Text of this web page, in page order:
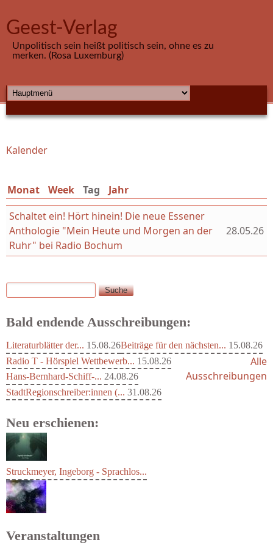
Geest-Verlag
Unpolitisch sein heißt politisch sein, ohne es zu
merken. (Rosa Luxemburg)
HAUPTMENÜ
Sie sind hier
Kalender
Monat Week Tag (aktiver Reiter)
Jahr
Schaltet ein! Hört hinein! Die neue Essener
Anthologie "Mein Heute und Morgen an der
Ruhr" bei Radio Bochum
28.05.26
Suchformular
Suche
Bald endende Ausschreibungen:
Literaturblätter der... 15.08.26Beiträge für den nächsten... 15.08.26
Radio T - Hörspiel Wettbewerb... 15.08.26
Hans-Bernhard-Schiff-... 24.08.26
StadtRegionschreiber:innen (... 31.08.26
Alle
Ausschreibungen
Neu erschienen:
Struckmeyer, Ingeborg - Sprachlos...
Veranstaltungen